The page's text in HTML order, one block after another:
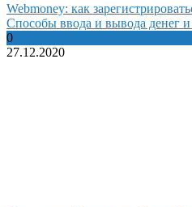
Webmoney: как
Способы ввода и вывода денег и
0
27.12.2020